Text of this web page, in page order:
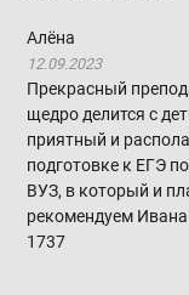
Алёна
12.09.2023
Прекрасный
щедро делится с
приятный и
подготовке к ЕГЭ
ВУЗ, в который и
рекомендуем
1737